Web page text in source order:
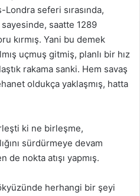
seferi sırasında,
saatte 1289
kırmış. Yani bu demek
uçmuş gitmiş, planlı bir hız
rakama sanki. Hem savaş
oldukça yaklaşmış, hatta
ki ne birleşme,
sürdürmeye devam
nokta atışı yapmış.
herhangi bir şeyi